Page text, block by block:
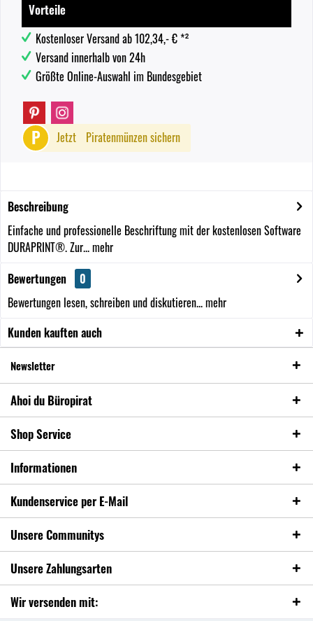
Vorteile
Kostenloser Versand ab 102,34,- € *²
Versand innerhalb von 24h
Größte Online-Auswahl im Bundesgebiet
P Jetzt Piratenmünzen sichern
Beschreibung
Einfache und professionelle Beschriftung mit der kostenlosen Software
DURAPRINT®. Zur...mehr
Bewertungen
0
Bewertungen lesen, schreiben und diskutieren...mehr
Kunden kauften auch
Newsletter
Ahoi du Büropirat
Shop Service
Informationen
Kundenservice per E-Mail
Unsere Communitys
Unsere Zahlungsarten
Wir versenden mit: